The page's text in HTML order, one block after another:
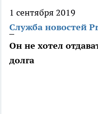
1 сентября 2019
Служба новостей
Он не хотел
долга